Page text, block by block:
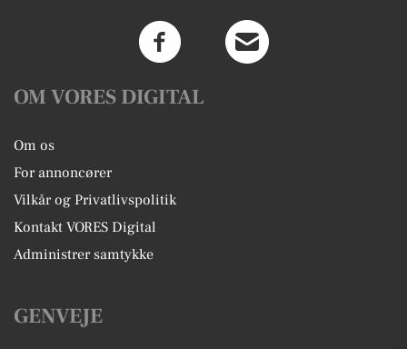
OM VORES DIGITAL
Om os
For annoncører
Vilkår og Privatlivspolitik
Kontakt VORES Digital
Administrer samtykke
GENVEJE